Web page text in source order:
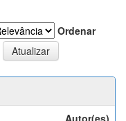
Ordenar
Autor(es)